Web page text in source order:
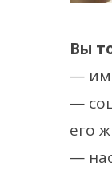
Вы
—
—
его
—